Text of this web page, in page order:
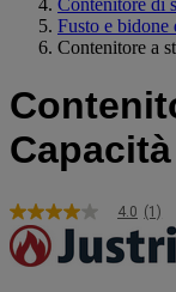
Fusto e bidone
Contenitore a
4.0
stelle
su
4.0 (1)